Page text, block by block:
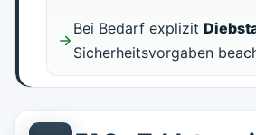
Bei Bedarf explizit
Sicherheitsvorgaben